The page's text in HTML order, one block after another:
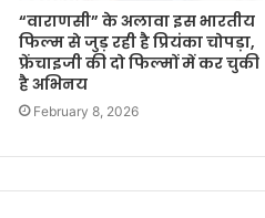
“वाराणसी” के अलावा इस भारतीय
फिल्म से जुड़ रही है प्रियंका चोपड़ा,
फ्रेंचाइजी की दो फिल्मों में कर चुकी
है अभिनय
February 8, 2026